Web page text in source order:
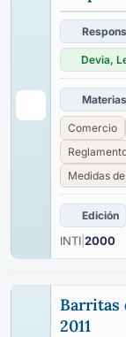
Devia,
Materias
Comercio
Medidas
Edición
INTI 2000
Barritas
2011